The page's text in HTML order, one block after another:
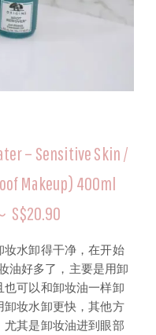
– Sensitive Skin /
Makeup) 400ml
水卸得干净，在开始
油好多了，主要是用卸
可以和卸妆油一样卸
妆水卸更快，其他方
其是卸妆油进到眼部